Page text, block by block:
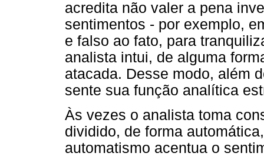
acredita não valer a pena
sentimentos - por exemplo,
e falso ao fato, para
analista intui, de alguma
atacada. Desse modo, além
sente sua função analítica
Às vezes o analista toma
dividido, de forma
automatismo acentua o